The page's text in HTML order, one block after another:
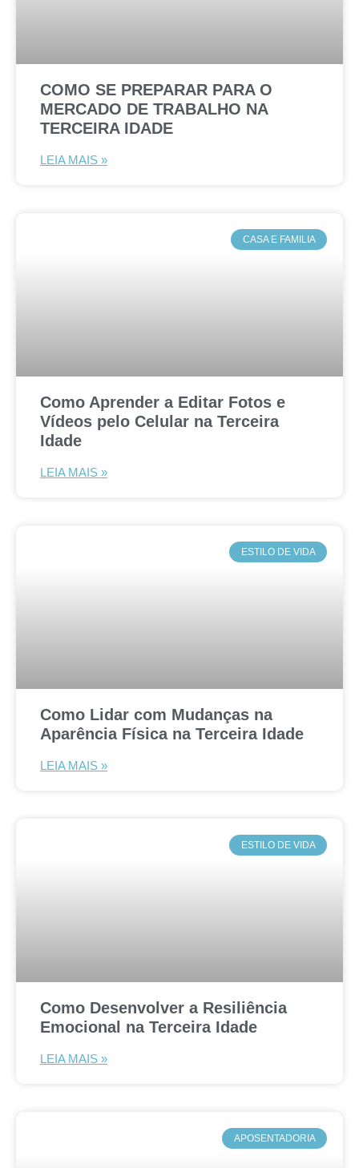
COMO SE PREPARAR PARA O
MERCADO DE TRABALHO NA
TERCEIRA IDADE
LEIA MAIS »
CASA E FAMILIA
Como Aprender a Editar Fotos e
Vídeos pelo Celular na Terceira
Idade
LEIA MAIS »
ESTILO DE VIDA
Como Lidar com Mudanças na
Aparência Física na Terceira Idade
LEIA MAIS »
ESTILO DE VIDA
Como Desenvolver a Resiliência
Emocional na Terceira Idade
LEIA MAIS »
APOSENTADORIA